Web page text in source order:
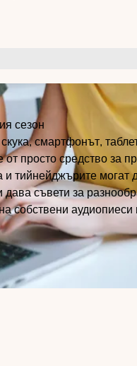
сезон
смартфонът,
просто средство за
тийнейджърите могат
съвети за
собствени аудиопиеси